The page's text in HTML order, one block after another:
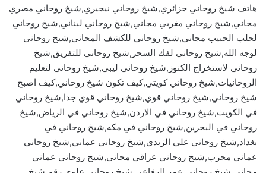
هاتف شيخ روحاني جزائري,شيخ روحاني نيجيري,شيخ روحاني مصري
مجاني,شيخ روحاني مغربي مجاني,شيخ روحاني لبناني,شيخ روحاني
لجلب الحبيب مجاني,شيخ روحاني للكشف المجاني,شيخ روحاني
لوجه الله,شيخ روحاني لفك السحر,شيخ روحاني للتفريق,شيخ
روحاني لاستخراج الكنوز,شيخ روحاني ليبي,شيخ روحاني لتعليم
الروحانيات,شيخ روحاني كويتي,كيف تكون شيخ روحاني,كيف اصبح
شيخ روحاني,شيخ روحاني قوي,شيخ روحاني قوي جدا,شيخ روحاني
في الكويت,شيخ روحاني في الاردن,شيخ روحاني في الرياض,شيخ
روحاني في البحرين,شيخ روحاني في مكه,شيخ روحاني في
بغداد,شيخ روحاني علي الزيدي,شيخ روحاني عماني,شيخ روحاني
عماني مجرب,شيخ روحاني عراقي مجاني,شيخ روحاني عماني